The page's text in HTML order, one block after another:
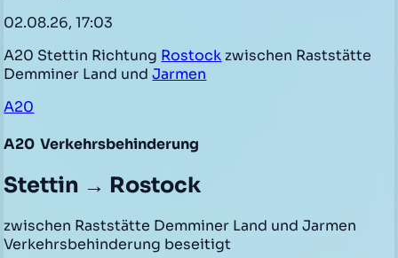
02.08.26, 17:03
A20 Stettin Richtung Rostock zwischen Raststätte
Demminer Land undJarmen
A20
A20 Verkehrsbehinderung
Stettin → Rostock
zwischen Raststätte Demminer Land und Jarmen
Verkehrsbehinderung beseitigt